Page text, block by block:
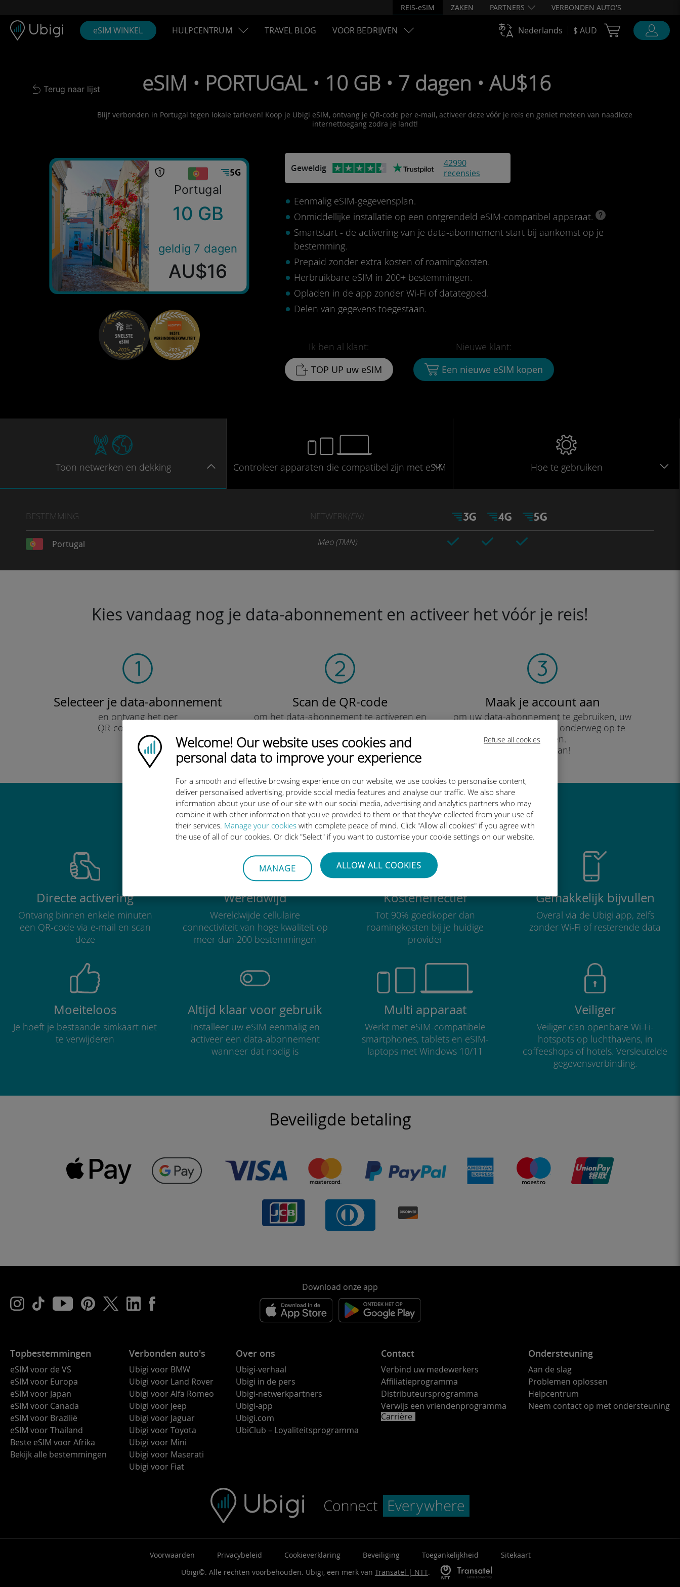
Refuse all cookies
Ubigi logo
Welcome! Our website uses cookies and
personal data to improve your experience
For a smooth and effective browsing experience on our website, we use cookies to personalise content,
deliver personalised advertising, provide social media features and analyse our traffic. We also share
information about your use of our site with our social media, advertising and analytics partners who may
combine it with other information that you've provided to them or that they've collected from your use of
their services. Manage your cookies with complete peace of mind. Click "Allow all cookies" if you agree with
the use of all of our cookies. Or click "Select" if you want to customise your cookie settings on our website.
MANAGE ALLOW ALL COOKIES
REIS-eSIM ZAKEN PARTNERS VERBONDEN AUTO'S
eSIM WINKEL HULPCENTRUM TRAVEL BLOG VOOR BEDRIJVEN Nederlands $ AUD Cart Ubigi
Back to list
Terug naar lijst eSIM • PORTUGAL • 10 GB • 7 dagen • AU$16
Blijf verbonden in Portugal tegen lokale tarieven! Koop je Ubigi eSIM, ontvang je QR-code per e-mail, activeer deze vóór je reis en geniet meteen van naadloze
internettoegang zodra je landt!
Portugal
10 GB
geldig 7 dagen
AU$16
Geweldig
42990
recensies
Eenmalig eSIM-gegevensplan.
Onmiddellijke installatie op een ontgrendeld eSIM-compatibel apparaat.
Smartstart - de activering van je data-abonnement start bij aankomst op je
bestemming.
Prepaid zonder extra kosten of roamingkosten.
Herbruikbare eSIM in 200+ bestemmingen.
Opladen in de app zonder Wi-Fi of datategoed.
Delen van gegevens toegestaan.
Ik ben al klant:
TOP UP uw eSIM
Nieuwe klant:
Een nieuwe eSIM kopen
Toon netwerken en dekking Controleer apparaten die compatibel zijn met eSIM Hoe te gebruiken
BESTEMMING NETWERK(EN)
Portugal Meo (TMN)
Kies vandaag nog je data-abonnement en activeer het vóór je reis!
Selecteer je data-abonnement
en ontvang het per
QR-code via e-mail.
Snel!
Scan de QR-code
om het data-abonnement te activeren en
Eenvoudig!
Maak je account aan
om uw data-abonnement te gebruiken, uw
saldo te controleren en onderweg op te
waarderen.
Geniet ervan!
Waarom de internationale eSIM van Ubigi zo geweldig is
Directe activering
Ontvang binnen enkele minuten
een QR-code via e-mail en scan
deze
Wereldwijd
Wereldwijde cellulaire
connectiviteit van hoge kwaliteit op
meer dan 200 bestemmingen
Kosteneffectief
Tot 90% goedkoper dan
roamingkosten bij je huidige
provider
Gemakkelijk bijvullen
Overal via de Ubigi app, zelfs
zonder Wi-Fi of resterende data
Moeiteloos
Je hoeft je bestaande simkaart niet
te verwijderen
Altijd klaar voor gebruik
Installeer uw eSIM eenmalig en
activeer een data-abonnement
wanneer dat nodig is
Multi apparaat
Werkt met eSIM-compatibele
smartphones, tablets en eSIM-
laptops met Windows 10/11
Veiliger
Veiliger dan openbare Wi-Fi-
hotspots op luchthavens, in
coffeeshops of hotels. Versleutelde
gegevensverbinding.
Beveiligde betaling
Download onze app
Topbestemmingen
eSIM voor de VS
eSIM voor Europa
eSIM voor Japan
eSIM voor Canada
eSIM voor Brazilië
eSIM voor Thailand
Beste eSIM voor Afrika
Bekijk alle bestemmingen
Verbonden auto's
Ubigi voor BMW
Ubigi voor Land Rover
Ubigi voor Alfa Romeo
Ubigi voor Jeep
Ubigi voor Jaguar
Ubigi voor Toyota
Ubigi voor Mini
Ubigi voor Maserati
Ubigi voor Fiat
Over ons
Ubigi-verhaal
Ubigi in de pers
Ubigi-netwerkpartners
Ubigi-app
Ubigi.com
UbiClub – Loyaliteitsprogramma
Contact
Verbind uw medewerkers
Affiliatieprogramma
Distributeursprogramma
Verwijs een vriendenprogramma
Carrière
Ondersteuning
Aan de slag
Problemen oplossen
Helpcentrum
Neem contact op met ondersteuning
Voorwaarden Privacybeleid Cookieverklaring Beveiliging Toegankelijkheid
Sitekaart
Ubigi©. Alle rechten voorbehouden. Ubigi, een merk van Transatel | NTT.